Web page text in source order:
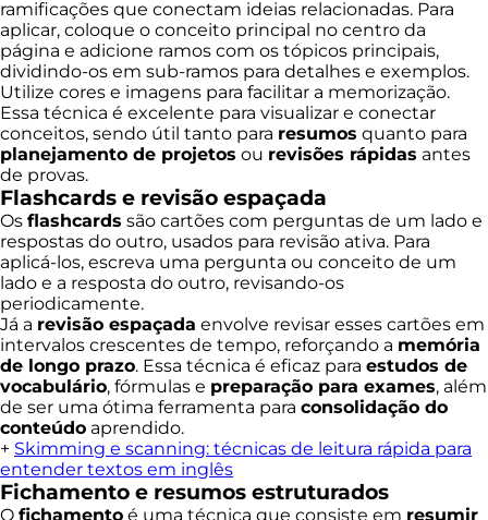
ramificações que conectam ideias relacionadas. Para
aplicar, coloque o conceito principal no centro da
página e adicione ramos com os tópicos principais,
dividindo-os em sub-ramos para detalhes e exemplos.
Utilize cores e imagens para facilitar a memorização.
Essa técnica é excelente para visualizar e conectar
conceitos, sendo útil tanto para resumos quanto para
planejamento de projetos ou revisões rápidas antes
de provas.
Flashcards e revisão espaçada
Os flashcards são cartões com perguntas de um lado e
respostas do outro, usados para revisão ativa. Para
aplicá-los, escreva uma pergunta ou conceito de um
lado e a resposta do outro, revisando-os
periodicamente.
Já a revisão espaçada envolve revisar esses cartões em
intervalos crescentes de tempo, reforçando a memória
de longo prazo. Essa técnica é eficaz para estudos de
vocabulário, fórmulas e preparação para exames, além
de ser uma ótima ferramenta para consolidação do
conteúdo aprendido.
+ Skimming e scanning: técnicas de leitura rápida para
entender textos em inglês
Fichamento e resumos estruturados
O fichamento é uma técnica que consiste em resumir